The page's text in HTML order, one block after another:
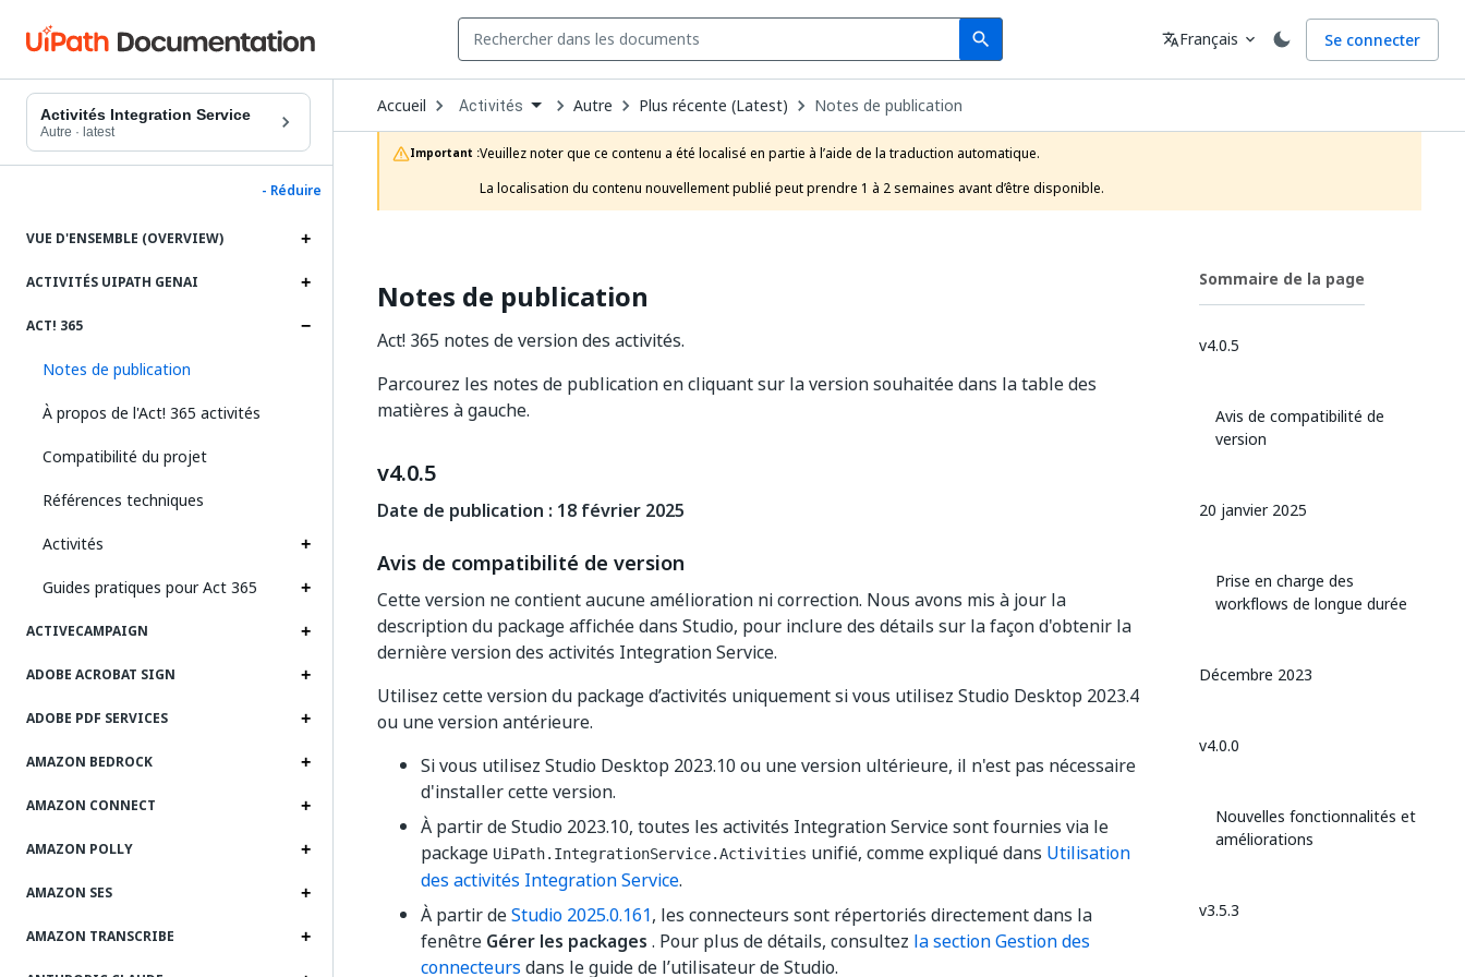
search
Search Langue
translateFrançais expand_more Se connecter
Activités Integration Service
Autre · latest
- Réduire
VUE D'ENSEMBLE (OVERVIEW)
ACTIVITÉS UIPATH GENAI
ACT! 365
Notes de publication
À propos de l'Act! 365 activités
Compatibilité du projet
Références techniques
Activités
Guides pratiques pour Act 365
ACTIVECAMPAIGN
ADOBE ACROBAT SIGN
ADOBE PDF SERVICES
AMAZON BEDROCK
AMAZON CONNECT
AMAZON POLLY
AMAZON SES
AMAZON TRANSCRIBE
Accueil Open
Dropdown
to
choose
product
Activités Autre Plus récente (Latest) Notes de publication
Important :Veuillez noter que ce contenu a été localisé en partie à l’aide de la traduction automatique.
La localisation du contenu nouvellement publié peut prendre 1 à 2 semaines avant d’être disponible.
Notes de publication
Act! 365 notes de version des activités.
Parcourez les notes de publication en cliquant sur la version souhaitée dans la table des
matières à gauche.
v4.0.5
Date de publication : 18 février 2025
Avis de compatibilité de version
Cette version ne contient aucune amélioration ni correction. Nous avons mis à jour la
description du package affichée dans Studio, pour inclure des détails sur la façon d'obtenir la
dernière version des activités Integration Service.
Utilisez cette version du package d’activités uniquement si vous utilisez Studio Desktop 2023.4
ou une version antérieure.
Si vous utilisez Studio Desktop 2023.10 ou une version ultérieure, il n'est pas nécessaire
d'installer cette version.
À partir de Studio 2023.10, toutes les activités Integration Service sont fournies via le
package UiPath.IntegrationService.Activities unifié, comme expliqué dans Utilisation
des activités Integration Service.
À partir deStudio 2025.0.161, les connecteurs sont répertoriés directement dans la
fenêtre Gérer les packages . Pour plus de détails, consultez la section Gestion des
connecteurs dans le guide de l’utilisateur de Studio.
Sommaire de la page
v4.0.5
Avis de compatibilité de
version
20 janvier 2025
Prise en charge des
workflows de longue durée
Décembre 2023
v4.0.0
Nouvelles fonctionnalités et
améliorations
v3.5.3